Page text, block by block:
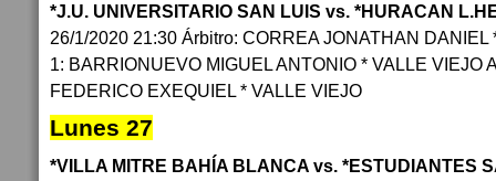
*J.U. UNIVERSITARIO SAN LUIS vs. *HURACAN
26/1/2020 21:30 Árbitro: CORREA JONATHAN DANIEL
1: BARRIONUEVO MIGUEL ANTONIO * VALLE VIEJO
FEDERICO EXEQUIEL * VALLE VIEJO
Lunes 27
*VILLA MITRE BAHÍA BLANCA vs. *ESTUDIANTES